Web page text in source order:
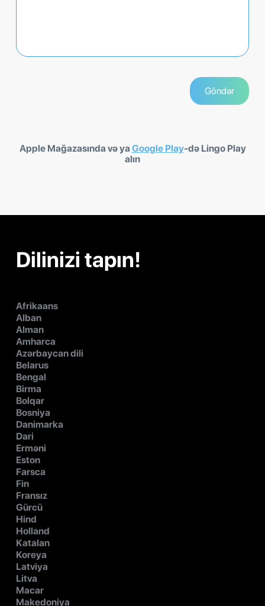
Apple Mağazasında və ya Google Play-də Lingo Play
alın
Dilinizi tapın!
Afrikaans
Alban
Alman
Amharca
Azərbaycan dili
Belarus
Bengal
Birma
Bolqar
Bosniya
Danimarka
Dari
Erməni
Eston
Farsca
Fin
Fransız
Gürcü
Hind
Holland
Katalan
Koreya
Latviya
Litva
Macar
Makedoniya